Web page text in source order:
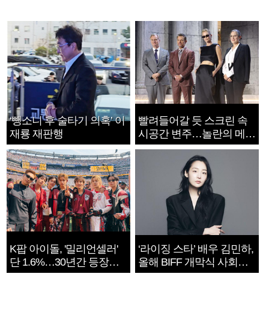
‘뺑소니 후 술타기 의혹’ 이
재룡 재판행
빨려들어갈 듯 스크린 속
시공간 변주…놀란의 메시
지는 ‘전쟁 속죄’
K팝 아이돌, '밀리언셀러'
단 1.6%…30년간 등장
1182개팀 전수조사
‘라이징 스타’ 배우 김민하,
올해 BIFF 개막식 사회자
확정